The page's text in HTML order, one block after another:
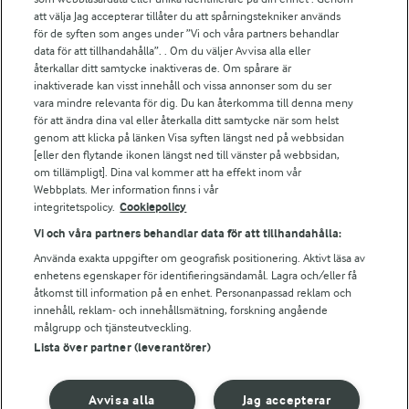
Arlas kundportal
Arla.com
Falbygdens Ost
Arla webbshop
Bildbank
Följ oss
© 2026 Arla Foods
att välja Jag accepterar tillåter du att spårningstekniker används
för de syften som anges under ”Vi och våra partners behandlar
data för att tillhandahålla”. . Om du väljer Avvisa alla eller
återkallar ditt samtycke inaktiveras de. Om spårare är
inaktiverade kan visst innehåll och vissa annonser som du ser
vara mindre relevanta för dig. Du kan återkomma till denna meny
för att ändra dina val eller återkalla ditt samtycke när som helst
genom att klicka på länken Visa syften längst ned på webbsidan
[eller den flytande ikonen längst ned till vänster på webbsidan,
om tillämpligt]. Dina val kommer att ha effekt inom vår
Webbplats. Mer information finns i vår
integritetspolicy. Cookiepolicy
Vi och våra partners behandlar data för att tillhandahålla:
Använda exakta uppgifter om geografisk positionering. Aktivt läsa av
enhetens egenskaper för identifieringsändamål. Lagra och/eller få
åtkomst till information på en enhet. Personanpassad reklam och
innehåll, reklam- och innehållsmätning, forskning angående
målgrupp och tjänsteutveckling.
Lista över partner (leverantörer)
Jag accepterar
Avvisa alla